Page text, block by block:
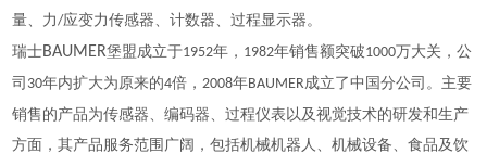
量、力/应变力传感器、计数器、过程显示器。
瑞士BAUMER堡盟成立于1952年， 1982年销售额突破1000万大关，公
司 30年内扩大为原来的4倍，2008年BAUMER成立了中国分公司。主要
销售的产品为传感器、编码器、过程仪表以及视觉技术的研发和生产
方面，其产品服务范围广阔，包括机械机器人、机械设备、食品及饮